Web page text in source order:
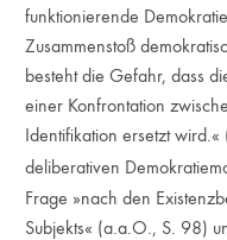
funktionierende
Zusammenstoß
besteht die Gefahr, dass
einer Konfrontation
Identifikation ersetzt
deliberativen
Frage »nach den
Subjekts« (a.a.O., S. 98)